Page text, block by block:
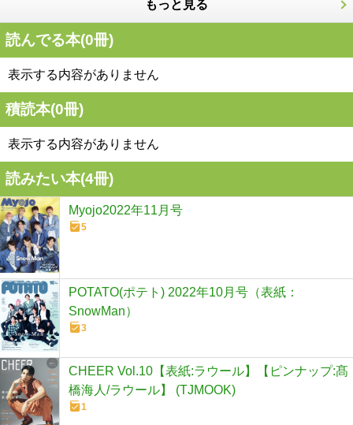
もっと見る
読んでる本(0冊)
表示する内容がありません
積読本(0冊)
表示する内容がありません
読みたい本(4冊)
Myojo2022年11月号
5
POTATO(ポテト) 2022年10月号（表紙：
SnowMan）
3
CHEER Vol.10【表紙:ラウール】【ピンナップ:髙
橋海人/ラウール】 (TJMOOK)
1